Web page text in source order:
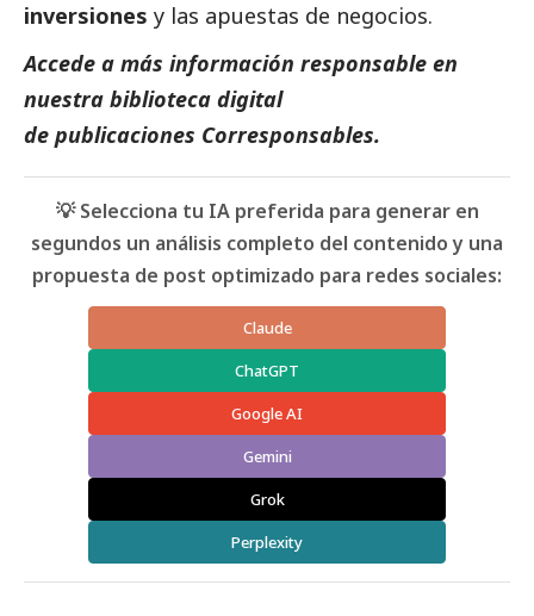
inversiones y las apuestas de negocios.
Accede a más información responsable en
nuestra biblioteca digital
de publicaciones Corresponsables.
💡 Selecciona tu IA preferida para generar en
segundos un análisis completo del contenido y una
propuesta de post optimizado para redes sociales:
Claude
ChatGPT
Google AI
Gemini
Grok
Perplexity